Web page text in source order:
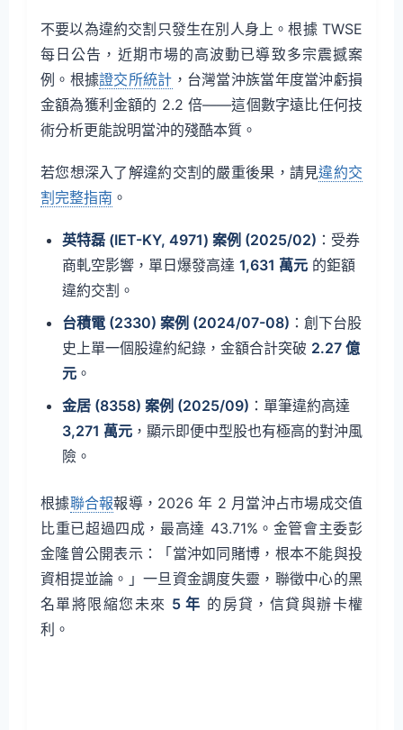
不要以為違約交割只發生在別人身上。根據 TWSE
每日公告，近期市場的高波動已導致多宗震撼案
例。根據證交所統計 ，台灣當沖族當年度當沖虧損
金額為獲利金額的 2.2 倍——這個數字遠比任何技
術分析更能說明當沖的殘酷本質。
若您想深入了解違約交割的嚴重後果，請見違約交
割完整指南 。
英特磊 (IET-KY, 4971) 案例 (2025/02) ：受券
商軋空影響，單日爆發高達 1,631 萬元 的鉅額
違約交割。
台積電 (2330) 案例 (2024/07-08) ：創下台股
史上單一個股違約紀錄，金額合計突破 2.27 億
元 。
金居 (8358) 案例 (2025/09) ：單筆違約高達
3,271 萬元 ，顯示即便中型股也有極高的對沖風
險。
根據聯合報報導，2026 年 2 月當沖占市場成交值
比重已超過四成，最高達 43.71%。金管會主委彭
金隆曾公開表示：「當沖如同賭博，根本不能與投
資相提並論。」一旦資金調度失靈，聯徵中心的黑
名單將限縮您未來 5 年 的房貸，信貸與辦卡權
利。